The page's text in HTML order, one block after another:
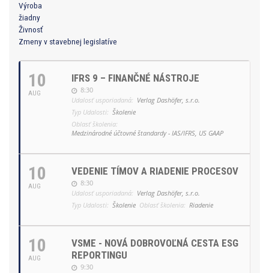
Výroba
žiadny
Živnosť
Zmeny v stavebnej legislatíve
10
AUG
IFRS 9 – FINANČNÉ NÁSTROJE
8:30
Udalosť usporiadaná: Verlag Dashöfer, s.r.o.
Typ Udalosti: Školenie
Oblasť školenia:
Medzinárodné účtovné štandardy - IAS/IFRS, US GAAP
10
AUG
VEDENIE TÍMOV A RIADENIE PROCESOV
8:30
Udalosť usporiadaná: Verlag Dashöfer, s.r.o.
Typ Udalosti: Školenie Oblasť školenia: Riadenie
10
AUG
VSME - NOVÁ DOBROVOĽNÁ CESTA ESG
REPORTINGU
9:30